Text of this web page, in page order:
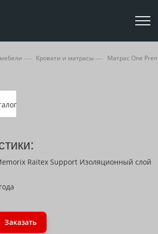
Кровати и матрасы Матрас One
Raitex Support Изоляционный слой
Заказать